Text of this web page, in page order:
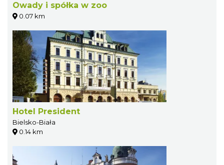
Owady i spółka w zoo
0.07 km
Hotel President
Bielsko-Biała
0.14 km